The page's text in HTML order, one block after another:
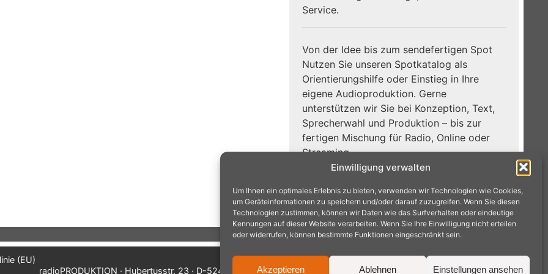
Einwilligung verwalten
Um Ihnen ein optimales Erlebnis zu bieten, verwenden wir Technologien wie Cookies,
um Geräteinformationen zu speichern und/oder darauf zuzugreifen. Wenn Sie diesen
Technologien zustimmen, können wir Daten wie das Surfverhalten oder eindeutige
Kennungen auf dieser Website verarbeiten. Wenn Sie Ihre Einwilligung nicht erteilen
oder widerrufen, können bestimmte Funktionen eingeschränkt sein.
Akzeptieren Ablehnen Einstellungen ansehen
Service.
Von der Idee bis zum sendefertigen Spot
Nutzen Sie unseren Spotkatalog als
Orientierungshilfe oder Einstieg in Ihre
eigene Audioproduktion. Gerne
unterstützen wir Sie bei Konzeption, Text,
Sprecherwahl und Produktion – bis zur
fertigen Mischung für Radio, Online oder
Streaming.
Spotkatalog →
(EU)
radioPRODUKTION · Hubertusstr. 23 · D-52477 Alsdorf/Aachen · Tel.: 02404 9575240 ·
mail@radioproduktion.de